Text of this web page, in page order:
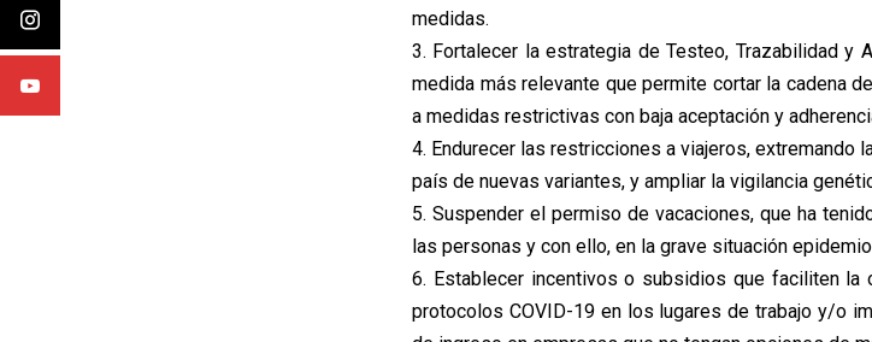
medidas.
3. Fortalecer la estrategia de Testeo, Trazabilidad y
medida más relevante que permite cortar la cadena
a medidas restrictivas con baja aceptación y
4. Endurecer las restricciones a viajeros, extremando
país de nuevas variantes, y ampliar la vigilancia
5. Suspender el permiso de vacaciones, que ha
las personas y con ello, en la grave situación
6. Establecer incentivos o subsidios que faciliten la
protocolos COVID-19 en los lugares de trabajo y/o